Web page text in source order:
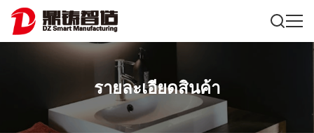
รายละเอียดสินค้า